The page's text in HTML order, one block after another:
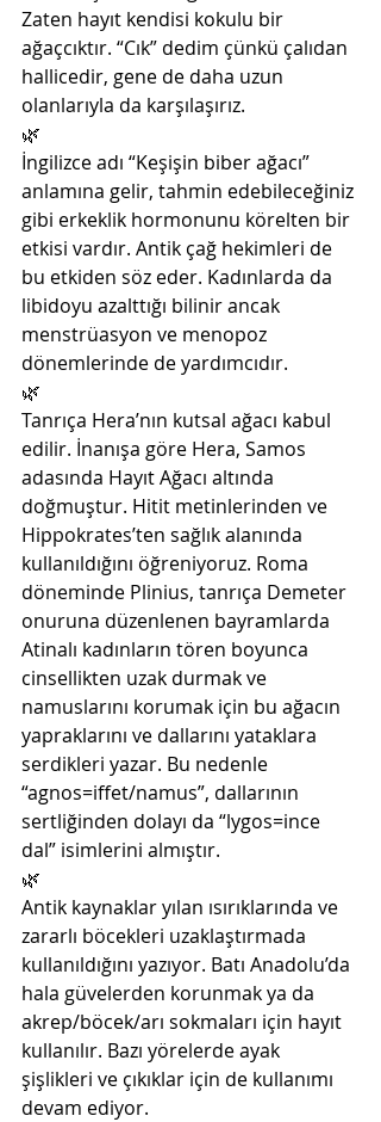
Zaten hayıt kendisi kokulu bir
ağaçcıktır. “Cık” dedim çünkü çalıdan
hallicedir, gene de daha uzun
olanlarıyla da karşılaşırız.
🌿
İngilizce adı “Keşişin biber ağacı”
anlamına gelir, tahmin edebileceğiniz
gibi erkeklik hormonunu körelten bir
etkisi vardır. Antik çağ hekimleri de
bu etkiden söz eder. Kadınlarda da
libidoyu azalttığı bilinir ancak
menstrüasyon ve menopoz
dönemlerinde de yardımcıdır.
🌿
Tanrıça Hera’nın kutsal ağacı kabul
edilir. İnanışa göre Hera, Samos
adasında Hayıt Ağacı altında
doğmuştur. Hitit metinlerinden ve
Hippokrates’ten sağlık alanında
kullanıldığını öğreniyoruz. Roma
döneminde Plinius, tanrıça Demeter
onuruna düzenlenen bayramlarda
Atinalı kadınların tören boyunca
cinsellikten uzak durmak ve
namuslarını korumak için bu ağacın
yapraklarını ve dallarını yataklara
serdikleri yazar. Bu nedenle
“agnos=iffet/namus”, dallarının
sertliğinden dolayı da “lygos=ince
dal” isimlerini almıştır.
🌿
Antik kaynaklar yılan ısırıklarında ve
zararlı böcekleri uzaklaştırmada
kullanıldığını yazıyor. Batı Anadolu’da
hala güvelerden korunmak ya da
akrep/böcek/arı sokmaları için hayıt
kullanılır. Bazı yörelerde ayak
şişlikleri ve çıkıklar için de kullanımı
devam ediyor.